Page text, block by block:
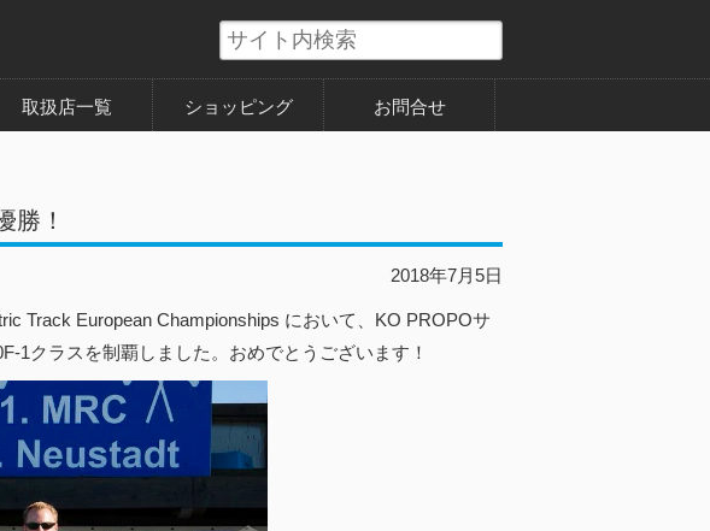
取扱店一覧 ショッピング お問合せ
勝！
2018年7月5日
Track European Championships において、KO PROPOサ
1クラスを制覇しました。おめでとうございます！